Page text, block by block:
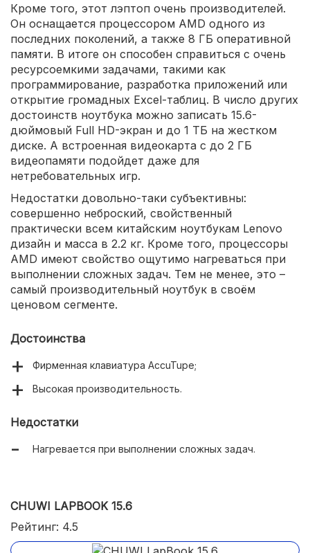
Кроме того, этот лэптоп очень производителей.
Он оснащается процессором AMD одного из
последних поколений, а также 8 ГБ оперативной
памяти. В итоге он способен справиться с очень
ресурсоемкими задачами, такими как
программирование, разработка приложений или
открытие громадных Excel-таблиц. В число других
достоинств ноутбука можно записать 15.6-
дюймовый Full HD-экран и до 1 ТБ на жестком
диске. А встроенная видеокарта с до 2 ГБ
видеопамяти подойдет даже для
нетребовательных игр.
Недостатки довольно-таки субъективны:
совершенно неброский, свойственный
практически всем китайским ноутбукам Lenovo
дизайн и масса в 2.2 кг. Кроме того, процессоры
AMD имеют свойство ощутимо нагреваться при
выполнении сложных задач. Тем не менее, это –
самый производительный ноутбук в своём
ценовом сегменте.
Достоинства
Фирменная клавиатура AccuTupe;
Высокая производительность.
Недостатки
Нагревается при выполнении сложных задач.
CHUWI LAPBOOK 15.6
Рейтинг: 4.5